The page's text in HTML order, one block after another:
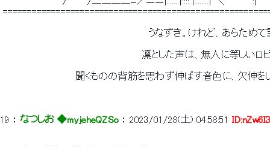
うなずき。けれど、あらためて言葉
凛とした声は、無人に等しいロビーに
聞くものの背筋を思わず伸ばす音色に、欠伸をしてい
19 ： なつしお ◆myjeheQZSo ： 2023/01/28(土) 04:58:51